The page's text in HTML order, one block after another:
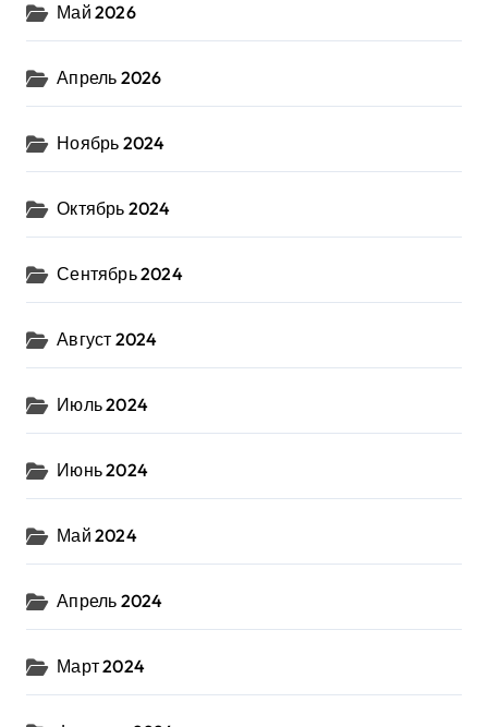
Май 2026
Апрель 2026
Ноябрь 2024
Октябрь 2024
Сентябрь 2024
Август 2024
Июль 2024
Июнь 2024
Май 2024
Апрель 2024
Март 2024